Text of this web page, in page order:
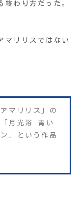
終わり方だった。
マリリスではない
マリリス」の
月光浴 青い
」という作品